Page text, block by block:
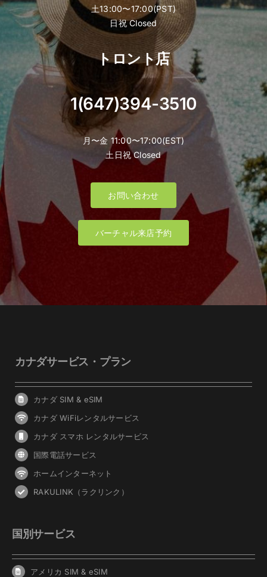
土13:00〜17:00(PST)
日祝 Closed
トロント店
1(647)394-3510
月〜金 11:00〜17:00(EST)
土日祝 Closed
お問い合わせ
バーチャル来店予約
カナダサービス・プラン
カナダ SIM & eSIM
カナダ WiFiレンタルサービス
カナダ スマホ レンタルサービス
国際電話サービス
ホームインターネット
RAKULINK（ラクリンク）
国別サービス
アメリカ SIM & eSIM